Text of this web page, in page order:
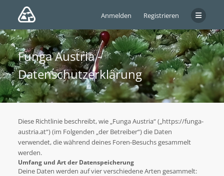
Anmelden Registrieren
Funga Austria -
Datenschutzerklärung
Diese Richtlinie beschreibt, wie „Funga Austria“ („https://funga-
austria.at“) (im Folgenden „der Betreiber“) die Daten
verwendet, die während deines Foren-Besuchs gesammelt
werden.
Umfang und Art der Datenspeicherung
Deine Daten werden auf vier verschiedene Arten gesammelt: